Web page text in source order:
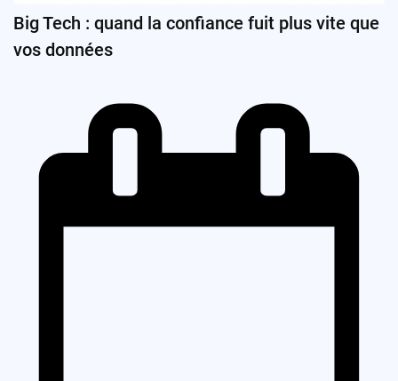
Big Tech : quand la confiance fuit plus vite que
vos données